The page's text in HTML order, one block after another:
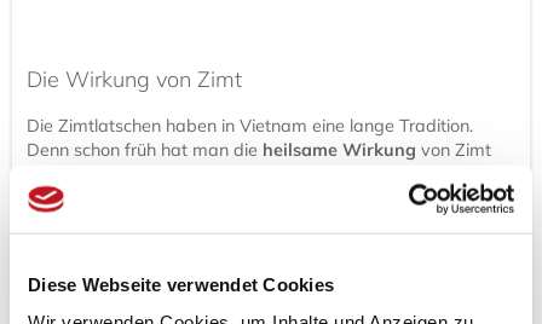
Diese Webseite verwendet Cookies
Die Wirkung von Zimt
Die Zimtlatschen haben in Vietnam eine lange Tradition.
Denn schon früh hat man die heilsame Wirkung von Zimt
bekannt ist:
Temperatur regulierend